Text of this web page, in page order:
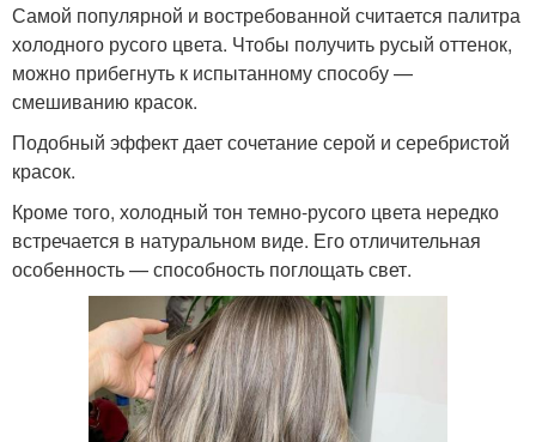
Самой популярной и востребованной считается палитра
холодного русого цвета. Чтобы получить русый оттенок,
можно прибегнуть к испытанному способу —
смешиванию красок.
Подобный эффект дает сочетание серой и серебристой
красок.
Кроме того, холодный тон темно-русого цвета нередко
встречается в натуральном виде. Его отличительная
особенность — способность поглощать свет.